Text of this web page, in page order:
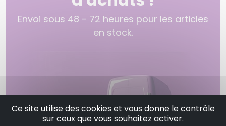
Envoi sous 48 - 72 heures pour les articles
en stock.
Ce site utilise des cookies et vous donne le contrôle
sur ceux que vous souhaitez activer.